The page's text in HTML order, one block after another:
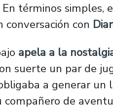
términos simples,
conversación con
apela a la
suerte un par de
a generar un
de